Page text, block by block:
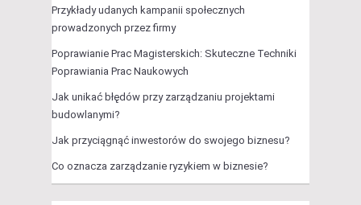
Przykłady udanych kampanii społecznych
prowadzonych przez firmy
Poprawianie Prac Magisterskich: Skuteczne Techniki
Poprawiania Prac Naukowych
Jak unikać błędów przy zarządzaniu projektami
budowlanymi?
Jak przyciągnąć inwestorów do swojego biznesu?
Co oznacza zarządzanie ryzykiem w biznesie?